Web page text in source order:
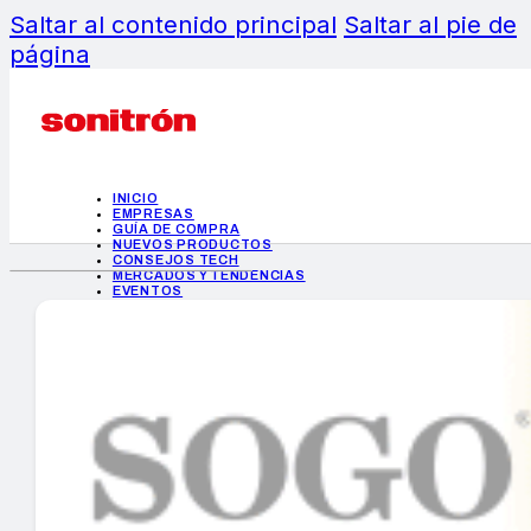
Saltar al contenido principal Saltar al pie de
página
INICIO
EMPRESAS
GUÍA DE COMPRA
NUEVOS PRODUCTOS
CONSEJOS TECH
MERCADOS Y TENDENCIAS
EVENTOS
INICIO
EMPRESAS